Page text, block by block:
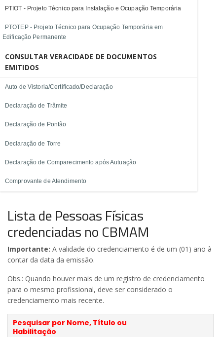
PTIOT - Projeto Técnico para Instalação e Ocupação Temporária
PTOTEP - Projeto Técnico para Ocupação Temporária em
Edificação Permanente
CONSULTAR VERACIDADE DE DOCUMENTOS
EMITIDOS
Auto de Vistoria/Certificado/Declaração
Declaração de Trâmite
Declaração de Pontão
Declaração de Torre
Declaração de Comparecimento após Autuação
Comprovante de Atendimento
Lista de Pessoas Físicas
credenciadas no CBMAM
Importante: A validade do credenciamento é de um (01) ano à
contar da data da emissão.
Obs.: Quando houver mais de um registro de credenciamento
para o mesmo profissional, deve ser considerado o
credenciamento mais recente.
Pesquisar por Nome, Título ou
Habilitação